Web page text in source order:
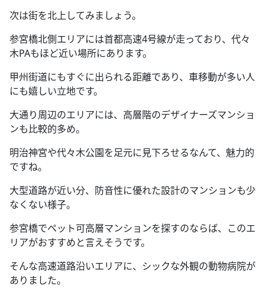
次は街を北上してみましょう。
参宮橋北側エリアには首都高速4号線が走っており、代々
木PAもほど近い場所にあります。
甲州街道にもすぐに出られる距離であり、車移動が多い人
にも嬉しい立地です。
大通り周辺のエリアには、高層階のデザイナーズマンショ
ンも比較的多め。
明治神宮や代々木公園を足元に見下ろせるなんて、魅力的
ですね。
大型道路が近い分、防音性に優れた設計のマンションも少
なくない様子。
参宮橋でペット可高層マンションを探すのならば、このエ
リアがおすすめと言えそうです。
そんな高速道路沿いエリアに、シックな外観の動物病院が
ありました。